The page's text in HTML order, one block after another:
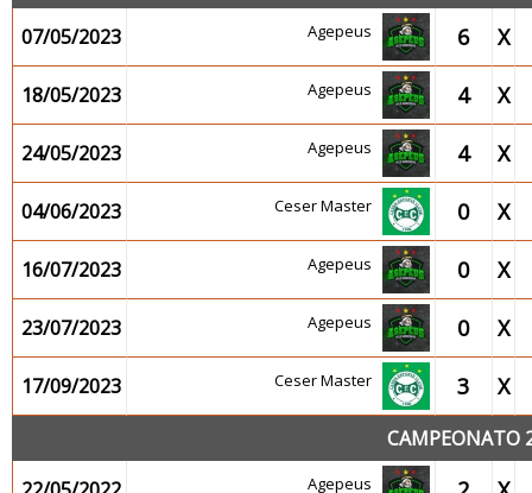
07/05/2023
Agepeus 6 X
18/05/2023 Agepeus 4 X
24/05/2023 Agepeus 4 X
04/06/2023 Ceser Master 0 X
16/07/2023 Agepeus 0 X
23/07/2023 Agepeus 0 X
17/09/2023 Ceser Master 3 X
CAMPEONATO
Agepeus